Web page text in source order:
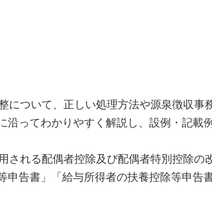
について、正しい処理方法や源泉徴収事
沿ってわかりやすく解説し、設例・記載
される配偶者控除及び配偶者特別控除の
申告書」「給与所得者の扶養控除等申告